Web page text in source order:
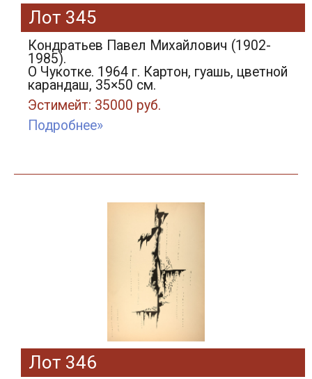
Лот 345
Кондратьев Павел Михайлович (1902-
1985).
О Чукотке. 1964 г. Картон, гуашь, цветной
карандаш, 35×50 см.
Эстимейт: 35000 руб.
Подробнее»
Лот 346